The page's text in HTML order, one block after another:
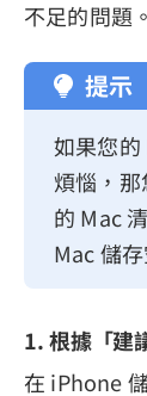
不足的問題。
提示
如果您
煩惱，
的 Mac
Mac 儲
1. 根據「建
在 iPhone